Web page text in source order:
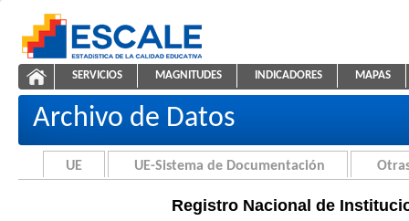
ESCALE - Unidad de Estadística Educativa
Registros EIB
NAVEGACIÓN
SERVICIOS MAGNITUDES INDICADORES MAPAS
Archivo de Datos
UE UE-Sistema de Documentación
Registro Nacional de